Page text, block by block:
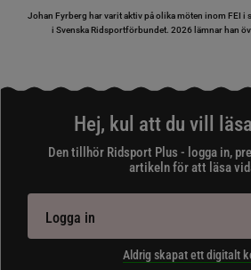
Johan Fyrberg har varit aktiv på olika möten inom FEI i
i Svenska Ridsportförbundet. 2026 lämnar han
Hej, kul att du vill
Den tillhör Ridsport Plus - logga in,
artikeln för att läsa
Logga in
Aldrig skapat ett digitalt